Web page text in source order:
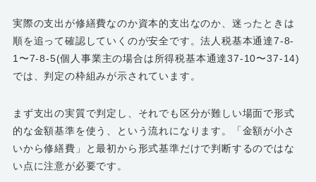
実際の支出が修繕費なのか資本的支出なのか、迷ったときは
順を追って確認していくのが安全です。法人税基本通達7-8-
1〜7-8-5(個人事業主の場合は所得税基本通達37-10〜37-14)
では、判定の枠組みが示されています。
まず支出の実質で判定し、それでも区分が難しい場面で形式
的な金額基準を使う、という流れになります。「金額が小さ
いから修繕費」と最初から形式基準だけで判断するのではな
い点に注意が必要です。